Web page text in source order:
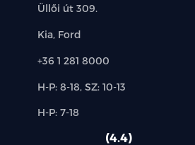
Cím:
Üllői út 309.
Márkák:
Kia, Ford
Telefon:
+36 1 281 8000
Új-
használt
H-P: 8-18, SZ: 10-13
Alkatrész,
H-P: 7-18
4.4